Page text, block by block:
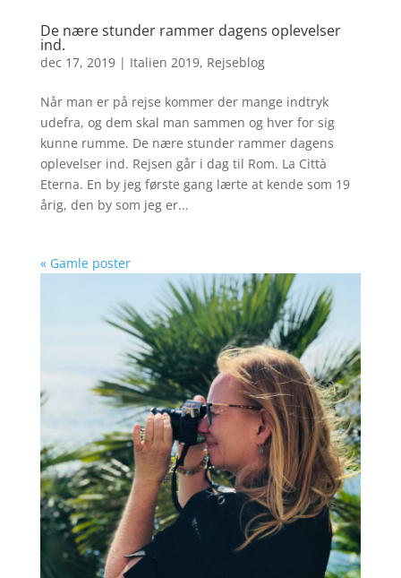
De nære stunder rammer dagens oplevelser
ind.
dec 17, 2019| Italien 2019, Rejseblog
Når man er på rejse kommer der mange indtryk
udefra, og dem skal man sammen og hver for sig
kunne rumme. De nære stunder rammer dagens
oplevelser ind. Rejsen går i dag til Rom. La Città
Eterna. En by jeg første gang lærte at kende som 19
årig, den by som jeg er...
« Gamle poster